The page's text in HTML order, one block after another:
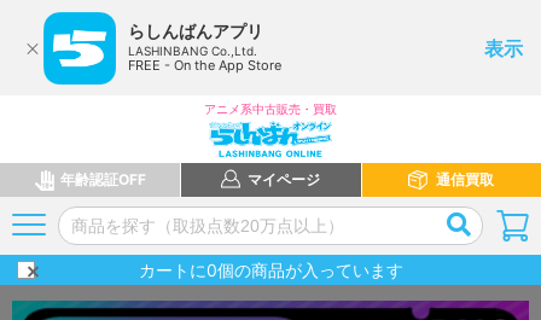
らしんばんアプリ
LASHINBANG Co.,Ltd.
FREE - On the App Store
表示
アニメ系中古販売・買取
年齢認証OFF マイページ 通信買取
カートに0個の商品が入っています